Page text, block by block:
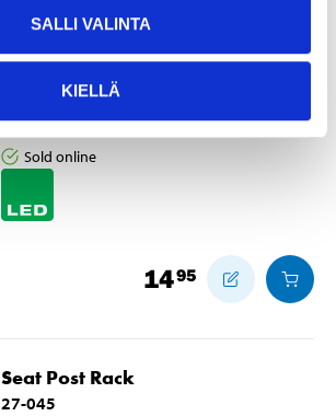
SALLI VALINTA
KIELLÄ
Front bicycle light, 300 lm
27-0651
In stock in25store
Sold online
1495
Seat Post Rack
27-045